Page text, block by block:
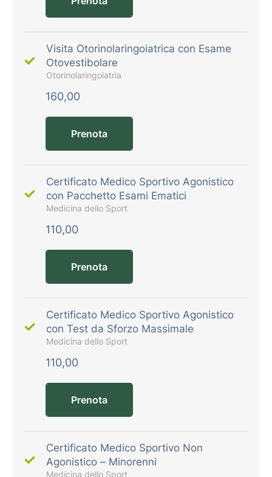
Visita Otorinolaringoiatrica con Esame
Otovestibolare
Otorinolaringoiatria
160,00
Prenota
Certificato Medico Sportivo Agonistico
con Pacchetto Esami Ematici
Medicina dello Sport
110,00
Prenota
Certificato Medico Sportivo Agonistico
con Test da Sforzo Massimale
Medicina dello Sport
110,00
Prenota
Certificato Medico Sportivo Non
Agonistico – Minorenni
Medicina dello Sport